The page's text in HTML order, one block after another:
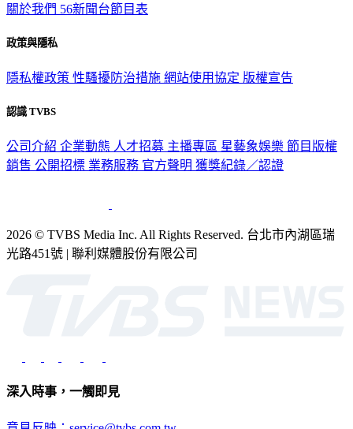
關於我們 56新聞台節目表
政策與隱私
隱私權政策 性騷擾防治措施 網站使用協定 版權宣告
認識 TVBS
公司介紹 企業動態 人才招募 主播專區 星藝象娛樂 節目版權
銷售 公開招標 業務服務 官方聲明 獲獎紀錄／認證
2026 © TVBS Media Inc. All Rights Reserved. 台北市內湖區瑞
光路451號 | 聯利媒體股份有限公司
深入時事，一觸即見